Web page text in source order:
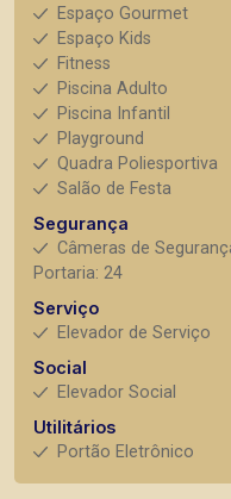
Espaço Gourmet
Espaço Kids
Fitness
Piscina Adulto
Piscina Infantil
Playground
Quadra Poliesportiva
Salão de Festa
Segurança
Câmeras de
Portaria: 24
Serviço
Elevador de Serviço
Social
Elevador Social
Utilitários
Portão Eletrônico